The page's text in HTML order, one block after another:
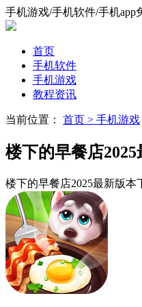
手机游戏/手机软件/手机app
首页
手机软件
手机游戏
教程资讯
当前位置： 首页 > 手机游戏
楼下的早餐店
楼下的早餐店2025最新版本